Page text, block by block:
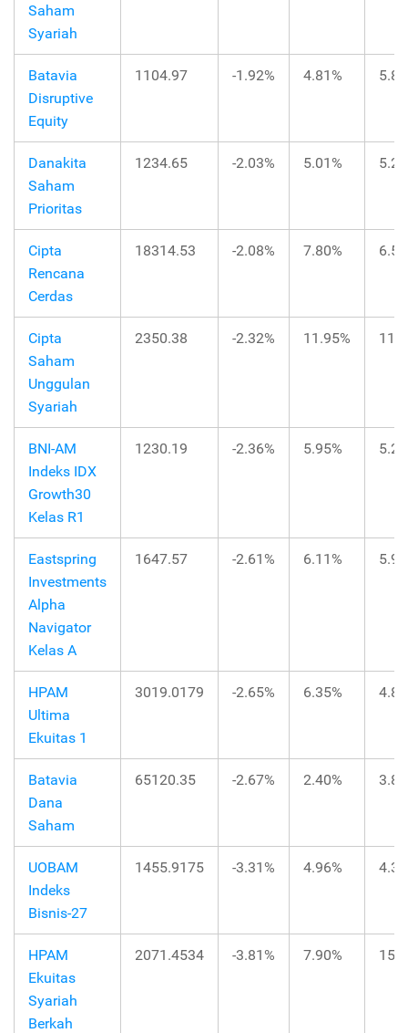
Saham
Syariah
Batavia
Disruptive
Equity
1104.97 -1.92% 4.81%
Danakita
Saham
Prioritas
1234.65 -2.03% 5.01%
Cipta
Rencana
Cerdas
18314.53 -2.08% 7.80%
Cipta
Saham
Unggulan
Syariah
2350.38 -2.32% 11.95%
BNI-AM
Indeks IDX
Growth30
Kelas R1
1230.19 -2.36% 5.95%
Eastspring
Investments
Alpha
Navigator
Kelas A
1647.57 -2.61% 6.11%
HPAM
Ultima
Ekuitas 1
3019.0179 -2.65% 6.35%
Batavia
Dana
Saham
65120.35 -2.67% 2.40%
UOBAM
Indeks
Bisnis-27
1455.9175 -3.31% 4.96%
HPAM
Ekuitas
Syariah
Berkah
2071.4534 -3.81% 7.90%